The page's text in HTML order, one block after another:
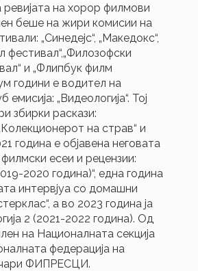
ревијата на хорор филмови
беше на жири комисии на
„Синедејс“, „Македокс“,
фестивал“,„Филозофски
и „Флипбук филм
години е водител на
емисија: „Видеологија“. Тој
збирки раскази:
на страв“ и
година е објавена неговата
есеи и рецензии:
2020 година)“, една година
интервјуа со домашни
а во 2023 година ја
2 (2021-2022 година). Од
на Националната секција
федерација на
ФИПРЕСЦИ.